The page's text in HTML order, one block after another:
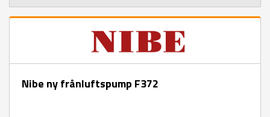
Nibe ny frånluftspump F372